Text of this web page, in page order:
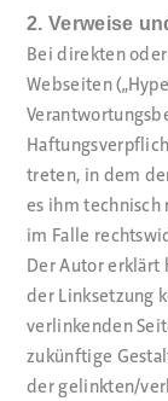
2. Verweise
Bei direkten
Webseiten
treten, in dem
es ihm technisch
im Falle
Der Autor erklärt
der Linksetzung
verlinkenden
zukünftige
der gelinkten/